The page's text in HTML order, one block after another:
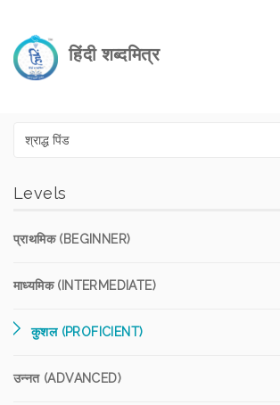
हिंदी शब्दमित्र
Levels
प्राथमिक (BEGINNER)
माध्यमिक (INTERMEDIATE)
कुशल (PROFICIENT)
उन्नत (ADVANCED)